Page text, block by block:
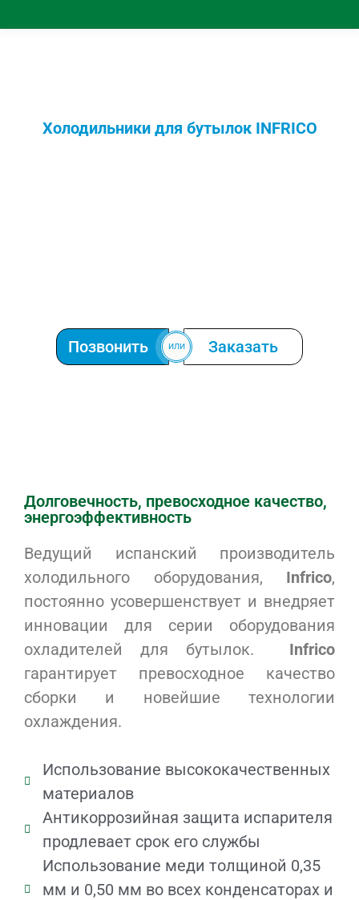
Холодильники для бутылок INFRICO
Позвонить ИЛИ Заказать
Долговечность, превосходное качество,
энергоэффективность
Ведущий испанский производитель
холодильного оборудования, Infrico,
постоянно усовершенствует и внедряет
инновации для серии оборудования
охладителей для бутылок. Infrico
гарантирует превосходное качество
сборки и новейшие технологии
охлаждения.
Использование высококачественных
материалов
Антикоррозийная защита испарителя
продлевает срок его службы
Использование меди толщиной 0,35
мм и 0,50 мм во всех конденсаторах и